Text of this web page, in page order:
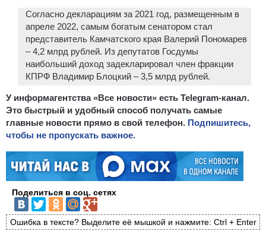
Согласно декларациям за 2021 год, размещенным в
апреле 2022, самым богатым сенатором стал
представитель Камчатского края Валерий Пономарев
– 4,2 млрд рублей. Из депутатов Госдумы
наибольший доход задекларировал член фракции
КПРФ Владимир Блоцкий – 3,5 млрд рублей.
У информагентства «Все новости» есть Telegram-канал.
Это быстрый и удобный способ получать самые
главные новости прямо в свой телефон. Подпишитесь,
чтобы не пропускать важное.
Поделиться в соц. сетях
Ошибка в тексте? Выделите её мышкой и нажмите: Ctrl + Enter